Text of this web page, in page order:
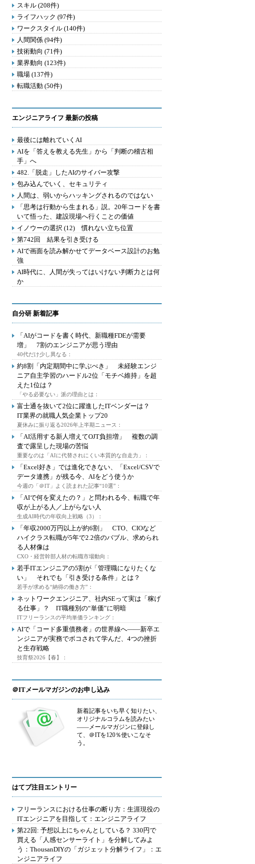
スキル (208件)
ライフハック (97件)
ワークスタイル (140件)
人間関係 (94件)
技術動向 (71件)
業界動向 (123件)
職場 (137件)
転職活動 (50件)
エンジニアライフ 最新の投稿
最後には離れていくAI
AIを「答えを教える先生」から「判断の稽古相
手」へ
482.「脱走」したAIのサイバー攻撃
包み込んでいく、セキュリティ
人間は、弱いからハッキングされるのではない
「思考は行動から生まれる」説。20年コードを書
いて悟った、建設現場へ行くことの価値
イノウーの選択 (12) 慣れない立ち位置
第742回 結果を引き受ける
AIで画面を読み解かせてデータベース設計のお勉
強
AI時代に、人間が失ってはいけない判断力とは何
か
自分研 新着記事
「AIがコードを書く時代、新職種FDEが需要
増」 7割のエンジニアが思う理由
40代だけ少し異なる：
約8割「内定期間中に学ぶべき」 未経験エンジ
ニア自主学習のハードル2位「モチベ維持」を超
えた1位は？
「やる必要ない」派の理由とは：
富士通を抜いて2位に躍進したITベンダーは？
IT業界の就職人気企業トップ20
夏休みに振り返る2026年上半期ニュース：
「AI活用する新人増えてOJT負担増」 複数の調
査で露呈した現場の苦悩
重要なのは「AIに代替されにくい本質的な自走力」：
「Excel好き」では進化できない、「Excel/CSVで
データ連携」が残る今、AIをどう使うか
今週の「＠IT」よく読まれた記事“10選”：
「AIで何を変えたの？」と問われる今、転職で年
収が上がる人／上がらない人
生成AI時代の年収向上戦略（3）：
「年収2000万円以上が約6割」 CTO、CIOなど
ハイクラス転職が5年で2.2倍のバブル、求められ
る人材像は
CXO・経営幹部人材の転職市場動向：
若手ITエンジニアの5割が「管理職になりたくな
い」 それでも「引き受ける条件」とは？
若手が求める“納得の働き方”：
ネットワークエンジニア、社内SEって実は「稼げ
る仕事」？ IT職種別の“単価”に明暗
ITフリーランスの平均単価ランキング：
AIで「コード多重債務者」の世界線へ――新卒エ
ンジニアが実務でボコされて学んだ、4つの挫折
と生存戦略
技育祭2026【春】：
＠ITメールマガジンのお申し込み
新着記事をいち早く知りたい、
オリジナルコラムを読みたい
――メールマガジンに登録し
て、＠ITを120％使いこなそ
う。
はてブ注目エントリー
フリーランスにおける仕事の断り方：生涯現役の
ITエンジニアを目指して：エンジニアライフ
第22回: 予想以上にちゃんとしている？ 330円で
買える「人感センサーライト」を分解してみよ
う：ThousanDIYの「ガジェット分解ライフ」：エ
ンジニアライフ